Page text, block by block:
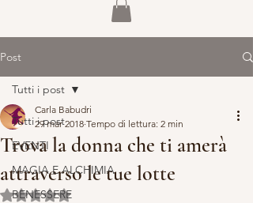
Post
Tutti i post
EVENTI
MAGIA E ALCHIMIA
BENESSERE
Tutti i post
Trova la donna che ti amerà
attraverso le tue lotte
Carla Babudri
29 mar 2018 Tempo di lettura: 2 min
Valutazione NaN stelle su 5.